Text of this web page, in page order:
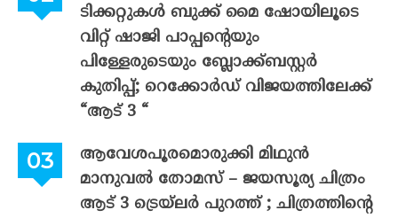
ടിക്കറ്റുകൾ ബുക്ക് മൈ ഷോയിലൂടെ
വിറ്റ് ഷാജി പാപ്പന്റെയും
പിള്ളേരുടെയും ബ്ലോക്ക്ബസ്റ്റർ
കുതിപ്പ്; റെക്കോർഡ് വിജയത്തിലേക്ക്
“ആട് 3 “
ആവേശപൂരമൊരുക്കി മിഥുൻ
മാനുവൽ തോമസ് – ജയസൂര്യ ചിത്രം
ആട് 3 ട്രെയ്‌ലർ പുറത്ത് ; ചിത്രത്തിന്റെ